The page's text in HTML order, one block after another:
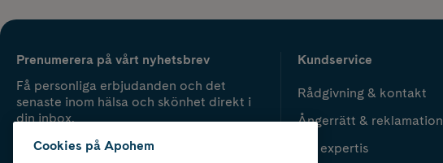
Prenumerera på vårt nyhetsbrev
Få personliga erbjudanden och det
senaste inom hälsa och skönhet direkt i
din inbox.
Kundservice
Rådgivning & kontakt
Ångerrätt & reklamation
Vår expertis
Cookies på Apohem